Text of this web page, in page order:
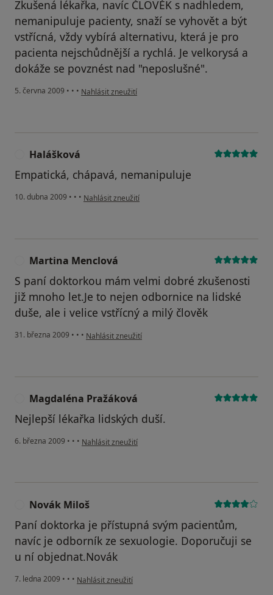
Zkušená lékařka, navíc ČLOVĚK s nadhledem,
nemanipuluje pacienty, snaží se vyhovět a být
vstřícná, vždy vybírá alternativu, která je pro
pacienta nejschůdnější a rychlá. Je velkorysá a
dokáže se povznést nad "neposlušné".
5. června 2009 • • • podle názoru uživatele Váš účet byl odstraněn
Nahlásit zneužití
Halášková
Empatická, chápavá, nemanipuluje
10. dubna 2009 • • • podle názoru uživatele Halášková
Nahlásit zneužití
Martina Menclová
S paní doktorkou mám velmi dobré zkušenosti
již mnoho let.Je to nejen odbornice na lidské
duše, ale i velice vstřícný a milý člověk
31. března 2009 • • • podle názoru uživatele Martina Menclová
Nahlásit zneužití
Magdaléna Pražáková
Nejlepší lékařka lidských duší.
6. března 2009 • • • podle názoru uživatele Magdaléna Pražáková
Nahlásit zneužití
Novák Miloš
Paní doktorka je přístupná svým pacientům,
navíc je odborník ze sexuologie. Doporučuji se
u ní objednat.Novák
7. ledna 2009 • • • podle názoru uživatele Novák Miloš
Nahlásit zneužití